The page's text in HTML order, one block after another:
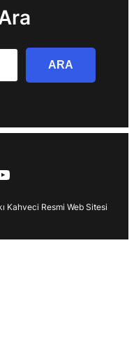
ARA
Kahveci Resmi Web Sitesi